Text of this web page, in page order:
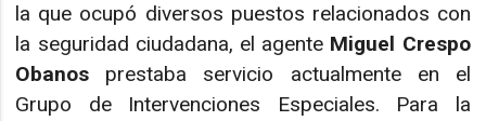
la que ocupó diversos puestos relacionados con
la seguridad ciudadana, el agente Miguel Crespo
Obanos prestaba servicio actualmente en el
Grupo de Intervenciones Especiales. Para la